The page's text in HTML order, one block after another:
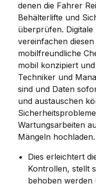
denen die Fahrer
Behälterlifte und
überprüfen.
vereinfachen
mobilfreundliche
mobil konzipiert
Techniker und
sind und Daten
und austauschen
Wartungsarbeiten
Mängeln hochladen.
Dies erleichtert
Kontrollen, stellt
behoben werden